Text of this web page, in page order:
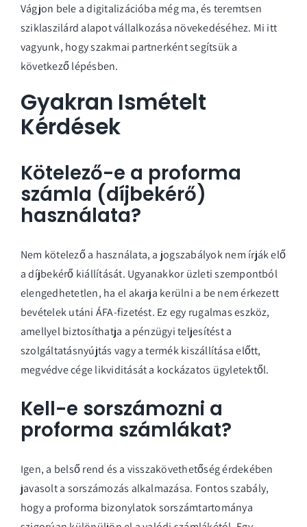
Vágjon bele a digitalizációba még ma, és teremtsen
sziklaszilárd alapot vállalkozása növekedéséhez. Mi itt
vagyunk, hogy szakmai partnerként segítsük a
következő lépésben.
Gyakran Ismételt
Kérdések
Kötelező-e a proforma
számla (díjbekérő)
használata?
Nem kötelező a használata, a jogszabályok nem írják elő
a díjbekérő kiállítását. Ugyanakkor üzleti szempontból
elengedhetetlen, ha el akarja kerülni a be nem érkezett
bevételek utáni ÁFA-fizetést. Ez egy rugalmas eszköz,
amellyel biztosíthatja a pénzügyi teljesítést a
szolgáltatásnyújtás vagy a termék kiszállítása előtt,
megvédve cége likviditását a kockázatos ügyletektől.
Kell-e sorszámozni a
proforma számlákat?
Igen, a belső rend és a visszakövethetőség érdekében
javasolt a sorszámozás alkalmazása. Fontos szabály,
hogy a proforma bizonylatok sorszámtartománya